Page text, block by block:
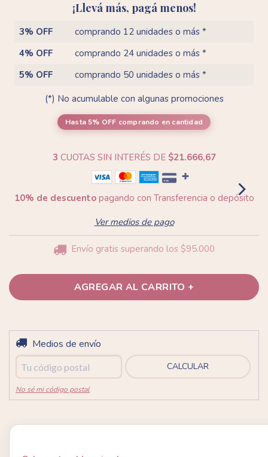
¡Llevá más, pagá menos!
3% OFF
comprando 12 unidades o más *
4% OFF
comprando 24 unidades o más *
5% OFF
comprando 50 unidades o más *
(*) No acumulable con algunas promociones
Hasta 5% OFF comprando en cantidad
3 CUOTAS SIN INTERÉS DE $21.666,67
10% de descuentopagando con Transferencia o depósito
Ver medios de pago
Envío gratis superando los $95.000
Entregas para el CP:
Medios de envío
CALCULAR
No sé mi código postal